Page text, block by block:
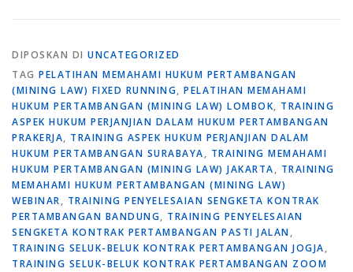
DIPOSKAN DI UNCATEGORIZED
TAG PELATIHAN MEMAHAMI HUKUM PERTAMBANGAN
(MINING LAW) FIXED RUNNING, PELATIHAN MEMAHAMI
HUKUM PERTAMBANGAN (MINING LAW) LOMBOK, TRAINING
ASPEK HUKUM PERJANJIAN DALAM HUKUM PERTAMBANGAN
PRAKERJA, TRAINING ASPEK HUKUM PERJANJIAN DALAM
HUKUM PERTAMBANGAN SURABAYA, TRAINING MEMAHAMI
HUKUM PERTAMBANGAN (MINING LAW) JAKARTA, TRAINING
MEMAHAMI HUKUM PERTAMBANGAN (MINING LAW)
WEBINAR, TRAINING PENYELESAIAN SENGKETA KONTRAK
PERTAMBANGAN BANDUNG, TRAINING PENYELESAIAN
SENGKETA KONTRAK PERTAMBANGAN PASTI JALAN,
TRAINING SELUK-BELUK KONTRAK PERTAMBANGAN JOGJA,
TRAINING SELUK-BELUK KONTRAK PERTAMBANGAN ZOOM